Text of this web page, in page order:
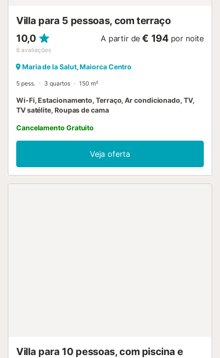
Villa para 5 pessoas, com terraço
10,0
6 avaliações
A partir de € 194 por noite
Maria de la Salut, Maiorca Centro
5 pess. 3 quartos 150 m²
Wi-Fi, Estacionamento, Terraço, Ar condicionado, TV,
TV satélite, Roupas de cama
Cancelamento Gratuito
Veja oferta
Villa para 10 pessoas, com piscina e